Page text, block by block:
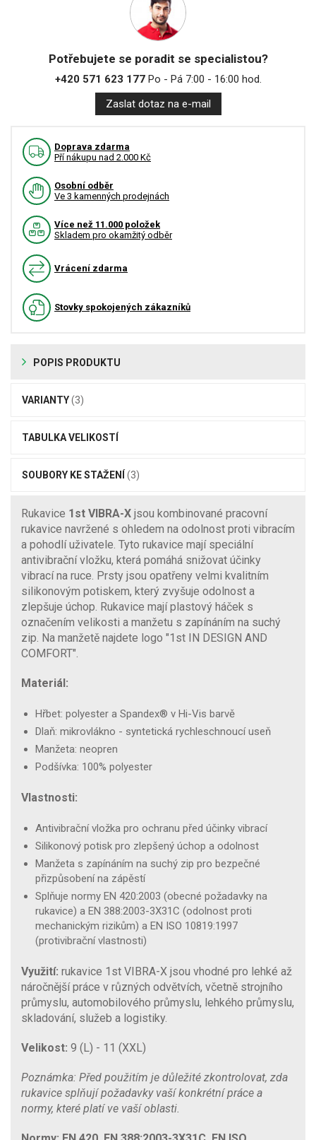
Potřebujete se poradit se specialistou?
+420 571 623 177Po - Pá 7:00 - 16:00 hod.
Zaslat dotaz na e-mail
Doprava zdarma
Pří nákupu nad 2.000 Kč
Osobní odběr
Ve 3 kamenných prodejnách
Více než 11.000 položek
Skladem pro okamžitý odběr
Vrácení zdarma
Stovky spokojených zákazníků
POPIS PRODUKTU
VARIANTY(3)
TABULKA VELIKOSTÍ
SOUBORY KE STAŽENÍ (3)
Rukavice 1st VIBRA-X jsou kombinované pracovní
rukavice navržené s ohledem na odolnost proti vibracím
a pohodlí uživatele. Tyto rukavice mají speciální
antivibrační vložku, která pomáhá snižovat účinky
vibrací na ruce. Prsty jsou opatřeny velmi kvalitním
silikonovým potiskem, který zvyšuje odolnost a
zlepšuje úchop. Rukavice mají plastový háček s
označením velikosti a manžetu s zapínáním na suchý
zip. Na manžetě najdete logo "1st IN DESIGN AND
COMFORT".
Materiál:
Hřbet: polyester a Spandex® v Hi-Vis barvě
Dlaň: mikrovlákno - syntetická rychleschnoucí useň
Manžeta: neopren
Podšívka: 100% polyester
Vlastnosti:
Antivibrační vložka pro ochranu před účinky vibrací
Silikonový potisk pro zlepšený úchop a odolnost
Manžeta s zapínáním na suchý zip pro bezpečné
přizpůsobení na zápěstí
Splňuje normy EN 420:2003 (obecné požadavky na
rukavice) a EN 388:2003-3X31C (odolnost proti
mechanickým rizikům) a EN ISO 10819:1997
(protivibrační vlastnosti)
Využití: rukavice 1st VIBRA-X jsou vhodné pro lehké až
náročnější práce v různých odvětvích, včetně strojního
průmyslu, automobilového průmyslu, lehkého průmyslu,
skladování, služeb a logistiky.
Velikost: 9 (L) - 11 (XXL)
Poznámka: Před použitím je důležité zkontrolovat, zda
rukavice splňují požadavky vaší konkrétní práce a
normy, které platí ve vaší oblasti.